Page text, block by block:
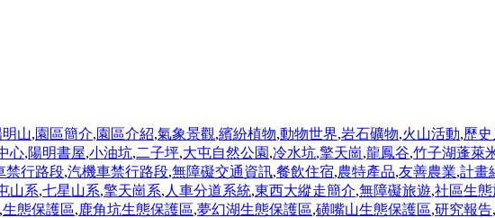
山,園區簡介,園區介紹,氣象景觀,繽紛植物,動物世界,岩石礦物,火山活動,歷
心,陽明書屋,小油坑,二子坪,大屯自然公園 ,冷水坑,擎天崗,龍鳳谷,竹子湖蓬萊
禁行路段,汽機車禁行路段,無障礙交通資訊,餐飲住宿,農特產品,友善農業,計畫
山系,七星山系,擎天崗系, 人車分道系統,東西大縱走簡介,無障礙旅遊,社區生態
,生態保護區,鹿角坑生態保護區,夢幻湖生態保護區,磺嘴山生態保護區,研究報告,